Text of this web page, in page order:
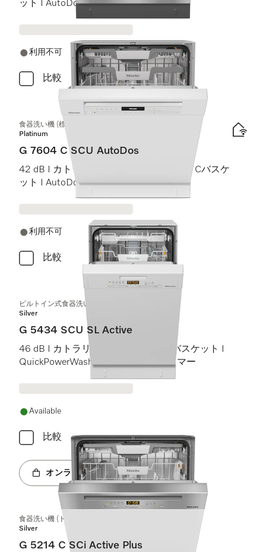
ット I AutoDos I Miele@home
利用不可
比較
食器洗い機 (標準ドア装備タイプ)
Platinum
G 7604 C SCU AutoDos
42 dB I カトラリートレイ I ExtraComfort Cバスケ
ット I AutoDos I インテンシブ 75 °C
利用不可
比較
ビルトイン式食器洗い機（45 cm）
Silver
G 5434 SCU SL Active
46 dB I カトラリートレイ I Comfortバスケット I
QuickPowerWash I スタート予約タイマー
Available
比較
オンラインショップへ
食器洗い機 (ドア材取付専用タイプ)
Silver
G 5214 C SCi Active Plus